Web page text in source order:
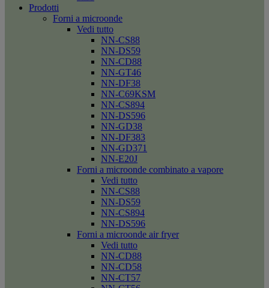
Prodotti
Forni a microonde
Vedi tutto
NN-CS88
NN-DS59
NN-CD88
NN-GT46
NN-DF38
NN-C69KSM
NN-CS894
NN-DS596
NN-GD38
NN-DF383
NN-GD371
NN-E20J
Forni a microonde combinato a vapore
Vedi tutto
NN-CS88
NN-DS59
NN-CS894
NN-DS596
Forni a microonde air fryer
Vedi tutto
NN-CD88
NN-CD58
NN-CT57